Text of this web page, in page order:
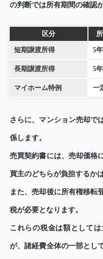
の判断では所有期間の確認
区分
短期譲渡所得 5
長期譲渡所得 5
マイホーム特例 一
さらに、マンション売却で
係します。
売買契約書には、売却価格
買主のどちらが負担するか
また、売却後に所有権移転
税が必要となります。
これらの税金は額として
が、諸経費全体の一部とし